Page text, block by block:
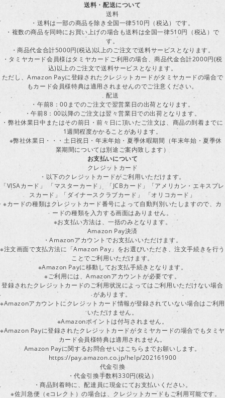
送料・配送について
送料
・送料は一部の商品を除き全国一律510円（税込）です。
・複数の商品を同時にお買い上げの場合も送料は全国一律510円（税込）で
す。
・商品代金合計5000円(税込)以上のご注文で送料サービスとなります。
・タミヤカード会員様はタミヤカードご利用の場合、商品代金合計2000円(税
込)以上のご注文で送料サービスとなります。
ただし、Amazon Payに登録されたクレジットカードがタミヤカードの場合で
もカード会員様特典は適用されませんのでご注意ください。
配送
・午前8：00までのご注文で翌営業日の出荷となります。
・午前8：00以降のご注文は翌々営業日での出荷となります。
・弊社休業日中またはその前日・前々日に頂いたご注文は、商品の到着までに
1週間程度かかることがあります。
※弊社休業日・・・土日祝日・年末年始・夏季休暇期間（年末年始・夏季休
業期間については別途ご案内致します）
お支払いについて
クレジットカード
・以下のクレジットカードがご利用いただけます。
「VISAカード」 「マスターカード」 「JCBカード」「アメリカン・エキスプレ
スカード」「ダイナースクラブカード」 「オリコカード」
※カードの種類はクレジットカード番号によって自動判別いたしますので、カ
ードの種類を入力する画面はありません。
※お支払い方法は、一括のみとなります。
Amazon Pay決済
・Amazonアカウントでお支払いいただけます。
※注文画面で支払方法に「Amazon Pay」をお選びいただき、注文手続きを行う
ことでご利用いただけます。
※Amazon Payに移動してお支払手続きとなります。
※ご利用には、Amazonアカウントが必要です。
登録されたクレジットカードのご利用状況によってはご利用いただけない場合
があります。
※Amazonアカウントにクレジットカード情報が登録されていない場合はご利用
いただけません。
※Amazonポイントは付与されません。
※Amazon Payに登録されたクレジットカードがタミヤカードの場合でもタミヤ
カード会員様特典は適用されません。
Amazon Payに関するお問合せいはこちらまでお願いします。
https://pay.amazon.co.jp/help/202161900
代金引換
・代金引換手数料330円(税込）
・商品到着時に、配達員に現金にてお支払いください。
※佐川急便（eコレクト）の場合は、クレジットカードもご利用可能です。